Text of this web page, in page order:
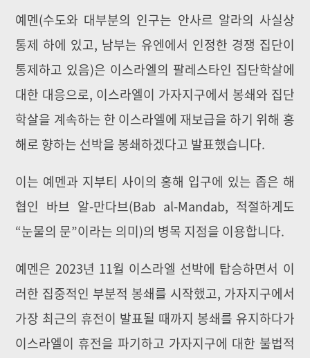
예멘(수도와 대부분의 인구는 안사르 알라의 사실상
통제 하에 있고, 남부는 유엔에서 인정한 경쟁 집단이
통제하고 있음)은 이스라엘의 팔레스타인 집단학살에
대한 대응으로, 이스라엘이 가자지구에서 봉쇄와 집단
학살을 계속하는 한 이스라엘에 재보급을 하기 위해 홍
해로 향하는 선박을 봉쇄하겠다고 발표했습니다.
이는 예멘과 지부티 사이의 홍해 입구에 있는 좁은 해
협인 바브 알-만다브(Bab al-Mandab, 적절하게도
“눈물의 문”이라는 의미)의 병목 지점을 이용합니다.
예멘은 2023년 11월 이스라엘 선박에 탑승하면서 이
러한 집중적인 부분적 봉쇄를 시작했고, 가자지구에서
가장 최근의 휴전이 발표될 때까지 봉쇄를 유지하다가
이스라엘이 휴전을 파기하고 가자지구에 대한 불법적